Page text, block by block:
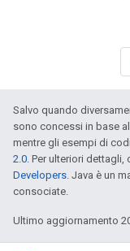
Salvo quando
sono concessi in base
mentre gli esempi di
2.0. Per ulteriori dettagli,
Developers. Java è un
consociate.
Ultimo aggiornamento